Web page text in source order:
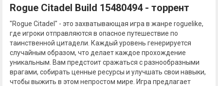
Rogue Citadel Build 15480494 - торрент
"Rogue Citadel" - это захватывающая игра в жанре roguelike,
где игроки отправляются в опасное путешествие по
таинственной цитадели. Каждый уровень генерируется
случайным образом, что делает каждое прохождение
уникальным. Вам предстоит сражаться с разнообразными
врагами, собирать ценные ресурсы и улучшать свои навыки,
чтобы выжить в этом непростом мире. Игра предлагает